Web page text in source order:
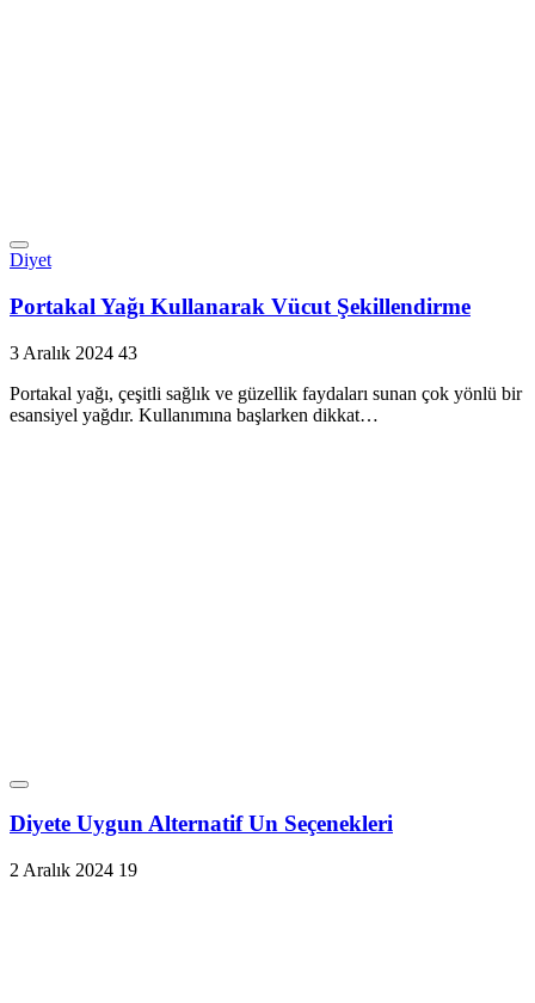
Diyet
Portakal Yağı Kullanarak Vücut Şekillendirme
3 Aralık 2024 43
Portakal yağı, çeşitli sağlık ve güzellik faydaları sunan çok yönlü bir
esansiyel yağdır. Kullanımına başlarken dikkat…
Diyete Uygun Alternatif Un Seçenekleri
2 Aralık 2024 19